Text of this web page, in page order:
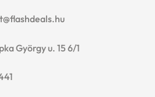
György u. 15 6/1